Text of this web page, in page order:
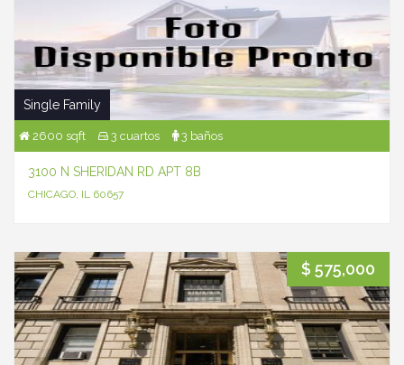
Single Family
2600 sqft 3 cuartos 3 baños
3100 N SHERIDAN RD APT 8B
CHICAGO, IL 60657
$ 575,000